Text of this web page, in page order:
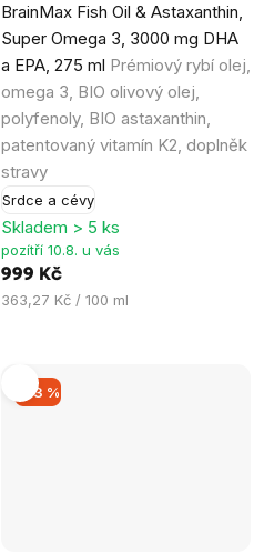
BrainMax Fish Oil & Astaxanthin,
Super Omega 3, 3000 mg DHA
a EPA, 275 ml Prémiový rybí olej,
omega 3, BIO olivový olej,
polyfenoly, BIO astaxanthin,
patentovaný vitamín K2, doplněk
stravy
Srdce a cévy
hodnocení
produktu
je
4,8
z
5
hvězdiček.
Skladem > 5 ks
pozítří 10.8. u vás
999 Kč
Měrná
363,27 Kč / 100 ml
–33 %